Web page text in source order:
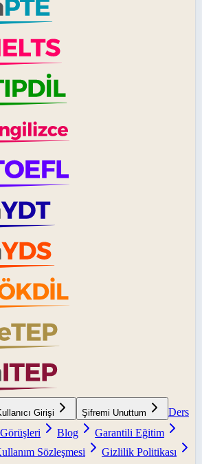
Girişi Şifremi Unuttum
Ders
Blog
Garantili Eğitim
Sözleşmesi
Gizlilik Politikası